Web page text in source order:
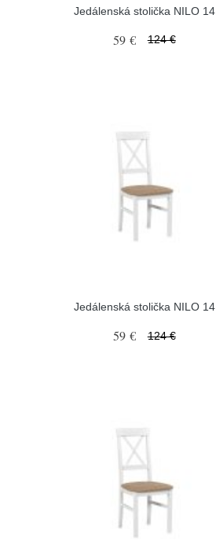
Jedálenská stolička NILO 14
59 € 124 €
Jedálenská stolička NILO 14
59 € 124 €